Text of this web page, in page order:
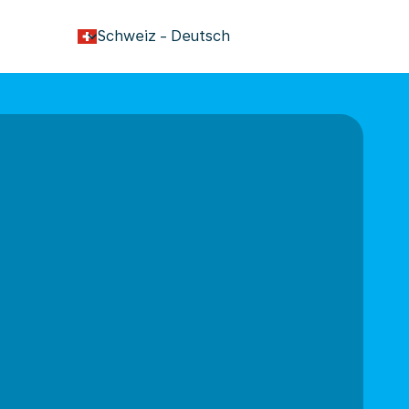
Schweiz - Deutsch
keyboard_arrow_down